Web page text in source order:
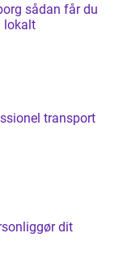
du
lokalt
transport
dit